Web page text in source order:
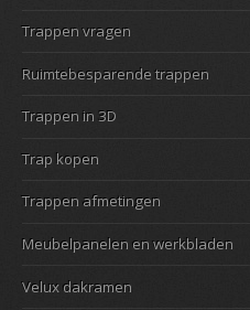
Trappen vragen
Ruimtebesparende trappen
Trappen in 3D
Trap kopen
Trappen afmetingen
Meubelpanelen en werkbladen
Velux dakramen